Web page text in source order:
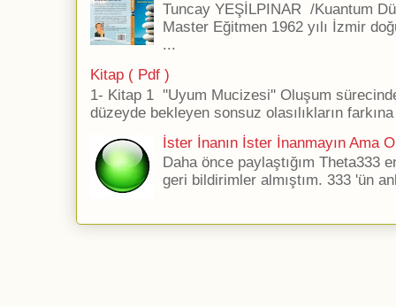
Tuncay YEŞİLPINAR /Kuantum
Master Eğitmen 1962 yılı İzmir
...
Kitap ( Pdf )
1- Kitap 1 ''Uyum Mucizesi'' Oluşum
düzeyde bekleyen sonsuz olasılıkların
İster İnanın İster İnanmayın Ama
Daha önce paylaştığım Theta333
geri bildirimler almıştım. 333 'ün